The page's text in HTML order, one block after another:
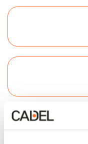
Contatta